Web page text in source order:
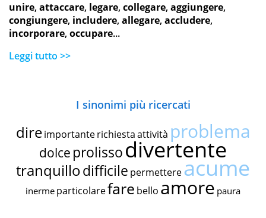
unire,attaccare, legare,collegare,aggiungere,
congiungere, includere,allegare,accludere,
incorporare,occupare...
Leggi tutto >>
I sinonimi più ricercati
dire importante richiestaattività problema
dolce prolissodivertente
tranquillodifficile permettereacume
inerme particolarefare bello amore paura